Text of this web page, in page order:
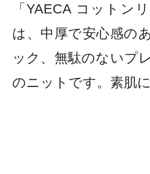
「YAECA コットン
は、中厚で安心感の
ック、無駄のないプ
のニットです。素肌